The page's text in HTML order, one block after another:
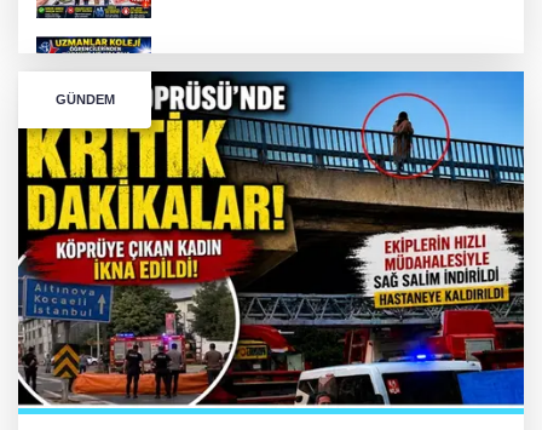
Başarı
Tırın kupası dorseden ayrıldı
Bursa’da Orhangazi Tüneli’nde feci kaza:
İHRACAT REKORU VAR, PEKİ EMEĞİN
KARŞILIĞI NEREDE?
GÜNDEM